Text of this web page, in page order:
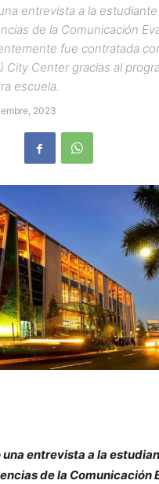
entrevista a la
de la Comunicación
fue contratada
City Center gracias al
escuela.
2023
una entrevista a la
de la Comunicación